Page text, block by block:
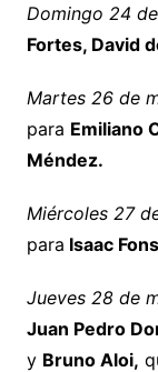
Domingo 24
Fortes, David
Martes 26 de
para Emiliano
Méndez.
Miércoles 27
para Isaac
Jueves 28 de
Juan Pedro
y Bruno Aloi,